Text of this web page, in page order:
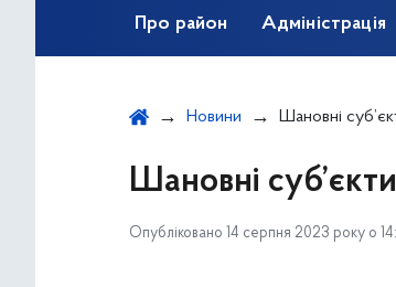
Про район Адміністрація
Новини Шановні
Шановні
Опубліковано 14 серпня 2023 року о